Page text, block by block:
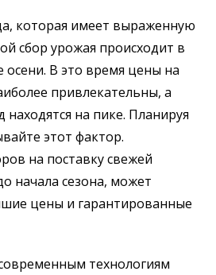
которая имеет выраженную
сбор урожая происходит в
осени. В это время цены на
привлекательны, а
находятся на пике. Планируя
этот фактор.
на поставку свежей
начала сезона, может
цены и гарантированные
технологиям